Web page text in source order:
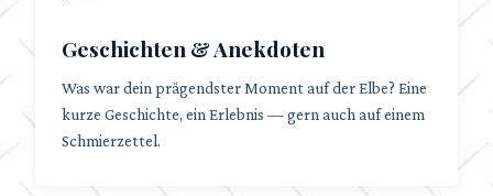
Geschichten & Anekdoten
Was war dein prägendster Moment auf der Elbe? Eine
kurze Geschichte, ein Erlebnis — gern auch auf einem
Schmierzettel.